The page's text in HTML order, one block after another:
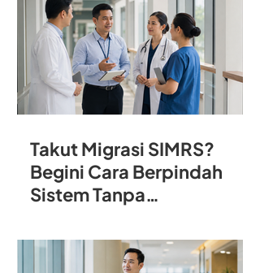
Takut Migrasi SIMRS?
Begini Cara Berpindah
Sistem Tanpa
Rumah Sakit